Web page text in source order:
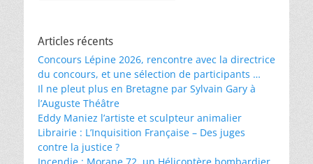
Articles récents
Concours Lépine 2026, rencontre avec la directrice
du concours, et une sélection de participants …
Il ne pleut plus en Bretagne par Sylvain Gary à
l’Auguste Théâtre
Eddy Maniez l’artiste et sculpteur animalier
Librairie : L’Inquisition Française – Des juges
contre la justice ?